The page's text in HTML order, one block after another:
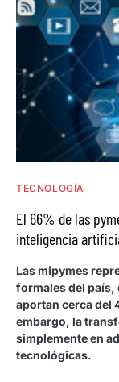
TECNOLOGÍA
El 66% de las
inteligencia
Las mipymes
formales del país,
aportan cerca del
embargo, la
simplemente en
tecnológicas.